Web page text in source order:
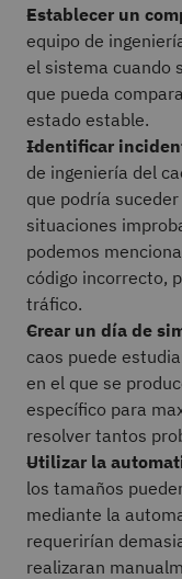
Establecer un
equipo de
el sistema cuando
que pueda
estado estable.
Identificar
de ingeniería del
que podría
situaciones
podemos
código incorrecto,
tráfico.
Crear un día de
caos puede
en el que se
específico para
resolver tantos
Utilizar la
los tamaños
mediante la
requerirían
realizaran